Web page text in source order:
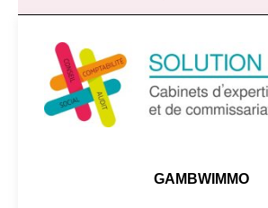
GAMBWIMMO